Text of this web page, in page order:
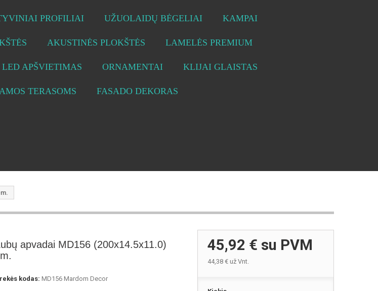
PROFILIAI UŽUOLAIDŲ BĖGELIAI KAMPAI
AKUSTINĖS PLOKŠTĖS LAMELĖS PREMIUM
LED APŠVIETIMAS ORNAMENTAI KLIJAI GLAISTAS
TERASOMS FASADO DEKORAS
apvadai MD156 (200x14.5x11.0)
kodas: MD156 Mardom Decor
45,92 € su PVM
44,38 €už Vnt.